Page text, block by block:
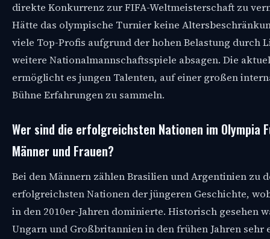
direkte Konkurrenz zur FIFA-Weltmeisterschaft zu
Hätte das olympische Turnier keine
viele Top-Profis aufgrund der hohen Belastung durch
weitere Nationalmannschaftsspiele absagen. Die
ermöglicht es jungen Talenten, auf einer großen
Bühne Erfahrungen zu sammeln.
Wer sind die erfolgreichsten Nationen im Olympia
Männer und Frauen?
Bei den Männern zählen Brasilien und Argentinien zu
erfolgreichsten Nationen der jüngeren Geschichte,
in den 2010er-Jahren dominierte. Historisch gesehen
Ungarn und Großbritannien in den frühen Jahren sehr